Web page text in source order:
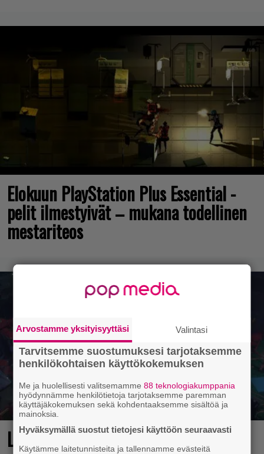
Elokuun PlayStation Plus Essential -
pelit ilmestyivät – mukana todellinen
mestariteos
Loistopeli Steamistä maksutta –
Arvostamme yksityisyyttäsi Valintasi
Tarvitsemme suostumuksesi tarjotaksemme
henkilökohtaisen käyttökokemuksen
Me ja huolellisesti valitsemamme88 teknologiakumppania
hyödynnämme henkilötietoja tarjotaksemme paremman
käyttäjäkokemuksen sekä kohdentaaksemme sisältöä ja
mainoksia.
Hyväksymällä suostut tietojesi käyttöön seuraavasti
Käytämme laitetunnisteita ja tallennamme evästeitä